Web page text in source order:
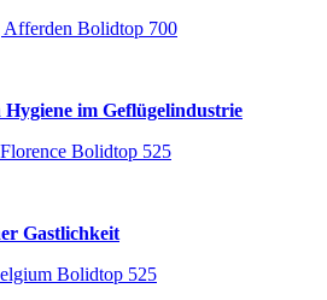
im Geflügelindustrie
Gastlichkeit